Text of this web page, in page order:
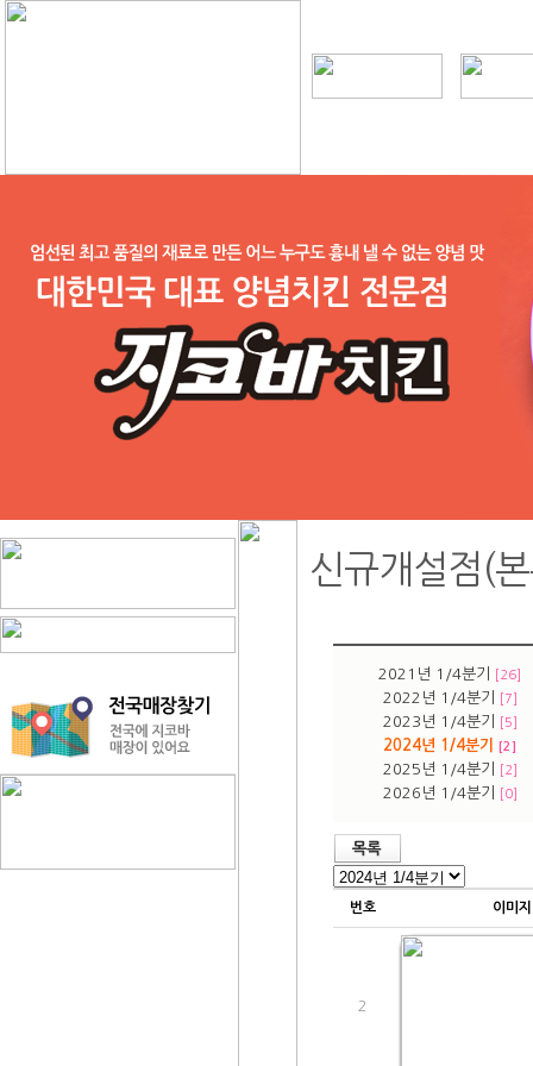
신규개설점(
2021년 1/4분기 [26]
2022년 1/4분기 [7]
2023년 1/4분기 [5]
2024년 1/4분기 [2]
2025년 1/4분기 [2]
2026년 1/4분기 [0]
번호 이미지
2